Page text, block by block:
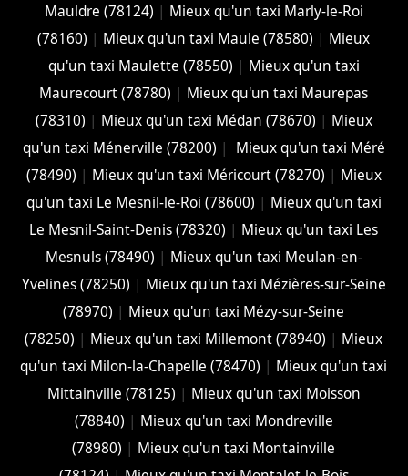
Mauldre (78124) | Mieux qu'un taxi Marly-le-Roi
(78160) | Mieux qu'un taxi Maule (78580) | Mieux
qu'un taxi Maulette (78550) | Mieux qu'un taxi
Maurecourt (78780) | Mieux qu'un taxi Maurepas
(78310) | Mieux qu'un taxi Médan (78670) | Mieux
qu'un taxi Ménerville (78200) |
Mieux qu'un taxi Méré
(78490) | Mieux qu'un taxi Méricourt (78270) | Mieux
qu'un taxi Le Mesnil-le-Roi (78600) | Mieux qu'un taxi
Le Mesnil-Saint-Denis (78320) | Mieux qu'un taxi Les
Mesnuls (78490) | Mieux qu'un taxi Meulan-en-
Yvelines (78250) | Mieux qu'un taxi Mézières-sur-Seine
(78970) | Mieux qu'un taxi Mézy-sur-Seine
(78250) | Mieux qu'un taxi Millemont (78940) | Mieux
qu'un taxi Milon-la-Chapelle (78470) | Mieux qu'un taxi
Mittainville (78125) | Mieux qu'un taxi Moisson
(78840) | Mieux qu'un taxi Mondreville
(78980) | Mieux qu'un taxi Montainville